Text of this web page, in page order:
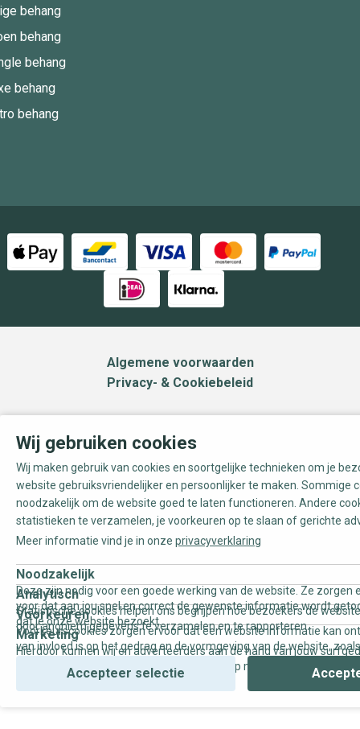
behang
behang
behang
behang
behang
Algemene voorwaarden
Privacy- & Cookiebeleid
Wij gebruiken cookies
Wij maken gebruik van cookies en soortgelijke technieken om je
website gebruiksvriendelijker en persoonlijker te maken. Sommige
noodzakelijk om de website goed te laten functioneren. Andere
statistieken te verzamelen, je voorkeuren op te slaan of gerichte
Meer informatie vind je in onze privacyverklaring
Noodzakelijk
Deze zijn nodig voor een goede werking van de website. Ze zorgen
voor dat aan jou snel en correct de gewenste informatie wordt
dat je onze website bezoekt.
Analytisch
Statistische cookies helpen ons begrijpen hoe bezoekers de
door anoniem gegevens te verzamelen en te rapporteren.
Voorkeuren
Voorkeurscookies zorgen ervoor dat een website informatie kan
van invloed is op het gedrag en de vormgeving van de website,
Marketing
Hierdoor kunnen wij en adverteerders aan de hand van jouw
gepersonaliseerde online advertenties en op maat gemaakte
Accepteer selectie